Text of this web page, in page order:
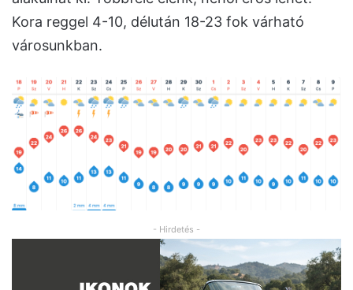
Kora reggel 4-10, délután 18-23 fok várható
városunkban.
- Hirdetés -